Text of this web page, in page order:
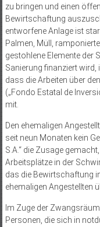
zu bringen und einen
Bewirtschaftung
entworfene Anlage ist
Palmen, Müll,
gestohlene Elemente der
Sanierung finanziert wird,
dass die Arbeiten über
(„Fondo Estatal de
mit.
Den ehemaligen
seit neun Monaten kein
S.A.“ die Zusage
Arbeitsplätze in der
das die Bewirtschaftung
ehemaligen Angestellten
Im Zuge der
Personen, die sich in